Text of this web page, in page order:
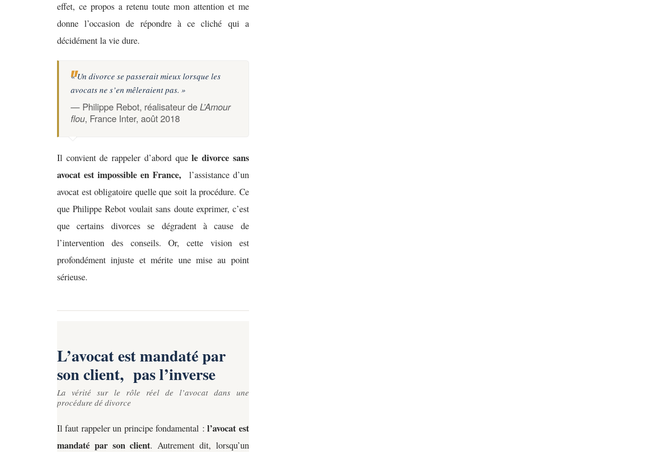
effet, ce propos a retenu toute mon attention et me
donne l’occasion de répondre à ce cliché qui a
décidément la vie dure.
« Un divorce se passerait mieux lorsque les
avocats ne s’en mêleraient pas. »
— Philippe Rebot, réalisateur de L’Amour
flou, France Inter, août 2018
Il convient de rappeler d’abord quele divorce sans
avocat est impossible en France,
l’assistance d’un
avocat est obligatoire quelle que soit la procédure. Ce
que Philippe Rebot voulait sans doute exprimer, c’est
que certains divorces se dégradent à cause de
l’intervention des conseils. Or, cette vision est
profondément injuste et mérite une mise au point
sérieuse.
L’avocat est mandaté par
son client, pas l’inverse
La vérité sur le rôle réel de l’avocat dans une
procédure dé divorce
Il faut rappeler un principe fondamental :l’avocat est
mandaté par son client. Autrement dit, lorsqu’un